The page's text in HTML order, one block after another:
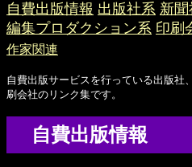
自費出版情報 出版社系 新
編集プロダクション系 印刷
作家関連
自費出版サービスを行っている出版社
刷会社のリンク集です。
自費出版情報